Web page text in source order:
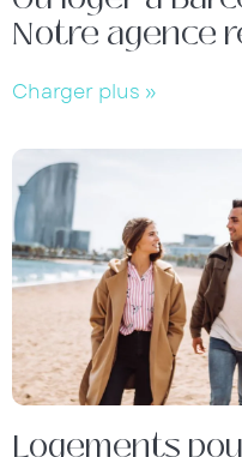
Notre agence
Charger plus »
Logements